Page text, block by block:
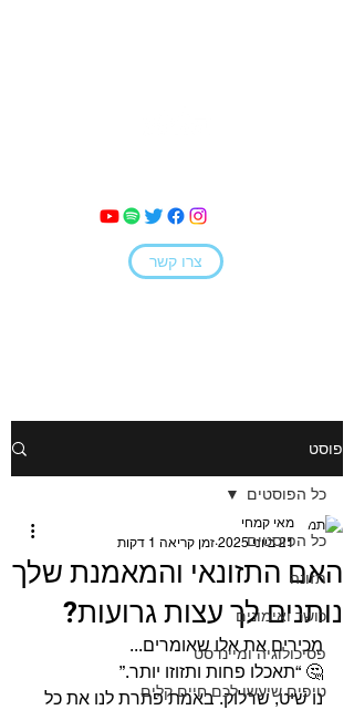
צרו קשר
פוסט
כל הפוסטים
תזונה
כושר ואימונים
פסיכולוגיה ומיינדסט
טיפים שיעשו לכם חיים קלים
כל הפוסטים
האם התזונאי והמאמנת שלך
נותנים לך עצות גרועות?
מאי קמחי
21 ביוני 2025
זמן קריאה 1 דקות
מכירים את אלו שאומרים...
🤔 “תאכלו פחות ותזוזו יותר.”
נו שיט, שרלוק. באמת פתרת לנו את כל